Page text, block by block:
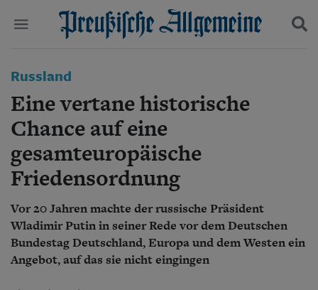
Wirtschaft
Panorama
Gesellschaft
Leben
Geschichte
Ostpreußen
Berlin-Brandenburg
Schlesien
Danzig und Westpreußen
Bücher
Suchen und finden
Russland
Eine vertane historische
Chance auf eine
gesamteuropäische
Friedensordnung
Vor 20 Jahren machte der russische Präsident
Wladimir Putin in seiner Rede vor dem Deutschen
Bundestag Deutschland, Europa und dem Westen ein
Angebot, auf das sie nicht eingingen